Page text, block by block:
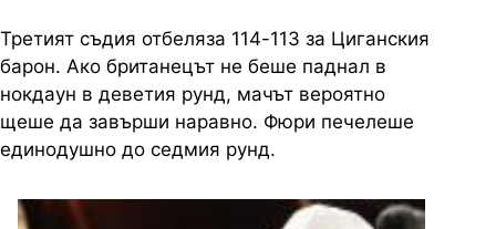
Третият съдия отбеляза 114-113 за Циганския
барон. Ако британецът не беше паднал в
нокдаун в деветия рунд, мачът вероятно
щеше да завърши наравно. Фюри печелеше
единодушно до седмия рунд.